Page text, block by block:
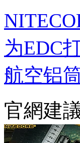
为EDC
航空铝
官網建